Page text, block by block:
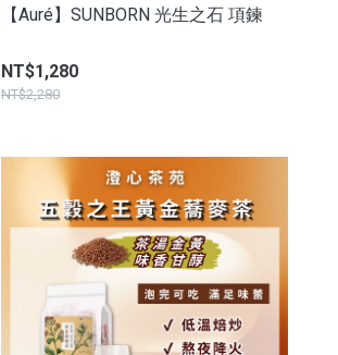
【Auré】SUNBORN 光生之石 項鍊
NT$1,280
NT$2,280